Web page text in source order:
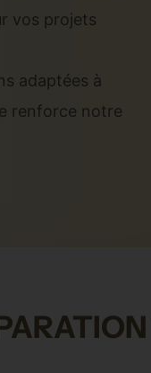
vos projets
adaptées à
renforce notre